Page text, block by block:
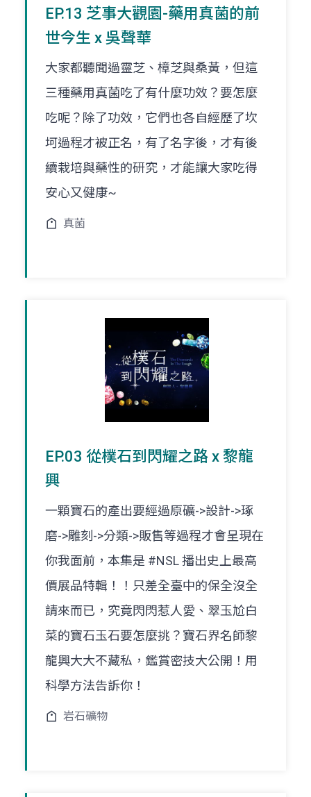
EP.13 芝事大觀園-藥用真菌的前
世今生 x 吳聲華
大家都聽聞過靈芝、樟芝與桑黃，但這
三種藥用真菌吃了有什麼功效？要怎麼
吃呢？除了功效，它們也各自經歷了坎
坷過程才被正名，有了名字後，才有後
續栽培與藥性的研究，才能讓大家吃得
安心又健康~
真菌
EP.03 從樸石到閃耀之路 x 黎龍
興
一顆寶石的產出要經過原礦->設計->琢
磨->雕刻->分類->販售等過程才會呈現在
你我面前，本集是 #NSL 播出史上最高
價展品特輯！！只差全臺中的保全沒全
請來而已，究竟閃閃惹人愛、翠玉尬白
菜的寶石玉石要怎麼挑？寶石界名師黎
龍興大大不藏私，鑑賞密技大公開！用
科學方法告訴你！
岩石礦物